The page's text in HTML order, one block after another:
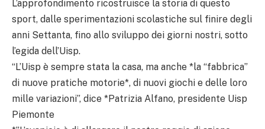
L’approfondimento ricostruisce la storia di questo
sport, dalle sperimentazioni scolastiche sul finire degli
anni Settanta, fino allo sviluppo dei giorni nostri, sotto
l’egida dell’Uisp.
“L’Uisp è sempre stata la casa, ma anche *la “fabbrica”
di nuove pratiche motorie*, di nuovi giochi e delle loro
mille variazioni”, dice *Patrizia Alfano, presidente Uisp
Piemonte